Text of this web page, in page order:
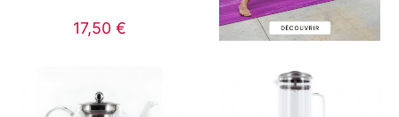
17,50 €